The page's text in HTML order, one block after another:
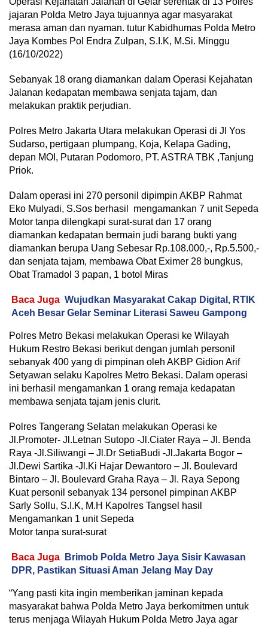
jajaran Polda Metro Jaya tujuannya agar masyarakat
merasa aman dan nyaman. tutur Kabidhumas Polda Metro
Jaya Kombes Pol Endra Zulpan, S.I.K, M.Si. Minggu
(16/10/2022)
Sebanyak 18 orang diamankan dalam Operasi Kejahatan
Jalanan kedapatan membawa senjata tajam, dan
melakukan praktik perjudian.
Polres Metro Jakarta Utara melakukan Operasi di Jl Yos
Sudarso, pertigaan plumpang, Koja, Kelapa Gading,
depan MOI, Putaran Podomoro, PT. ASTRA TBK ,Tanjung
Priok.
Dalam operasi ini 270 personil dipimpin AKBP Rahmat
Eko Mulyadi, S.Sos berhasil mengamankan 7 unit Sepeda
Motor tanpa dilengkapi surat-surat dan 17 orang
diamankan kedapatan bermain judi barang bukti yang
diamankan berupa Uang Sebesar Rp.108.000,-, Rp.5.500,-
dan senjata tajam, membawa Obat Eximer 28 bungkus,
Obat Tramadol 3 papan, 1 botol Miras
Baca Juga Wujudkan Masyarakat Cakap Digital, RTIK
Aceh Besar Gelar Seminar Literasi Saweu Gampong
Polres Metro Bekasi melakukan Operasi ke Wilayah
Hukum Restro Bekasi berikut dengan jumlah personil
sebanyak 400 yang di pimpinan oleh AKBP Gidion Arif
Setyawan selaku Kapolres Metro Bekasi. Dalam operasi
ini berhasil mengamankan 1 orang remaja kedapatan
membawa senjata tajam jenis clurit.
Polres Tangerang Selatan melakukan Operasi ke
Jl.Promoter- Jl.Letnan Sutopo -Jl.Ciater Raya – Jl. Benda
Raya -Jl.Siliwangi – Jl.Dr SetiaBudi -Jl.Jakarta Bogor –
Jl.Dewi Sartika -Jl.Ki Hajar Dewantoro – Jl. Boulevard
Bintaro – Jl. Boulevard Graha Raya – Jl. Raya Sepong
Kuat personil sebanyak 134 personel pimpinan AKBP
Sarly Sollu, S.I.K, M.H Kapolres Tangsel hasil
Mengamankan 1 unit Sepeda
Motor tanpa surat-surat
Baca Juga
Brimob Polda Metro Jaya Sisir Kawasan
DPR, Pastikan Situasi Aman Jelang May Day
“Yang pasti kita ingin memberikan jaminan kepada
masyarakat bahwa Polda Metro Jaya berkomitmen untuk
terus menjaga Wilayah Hukum Polda Metro Jaya agar